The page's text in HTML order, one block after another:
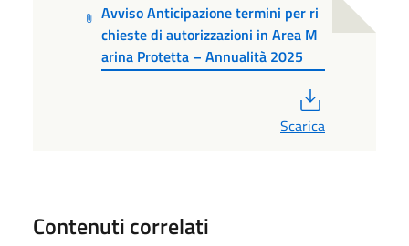
Avviso Anticipazione termini per ri
chieste di autorizzazioni in Area M
arina Protetta – Annualità 2025
Scarica
Contenuti correlati